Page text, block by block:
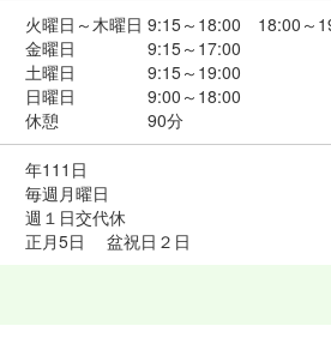
火曜日～木曜日 9:15～18:00 18:00～
金曜日 9:15～17:00
土曜日 9:15～19:00
日曜日 9:00～18:00
休憩 90分
年111日
毎週月曜日
週１日交代休
正月5日 盆祝日２日